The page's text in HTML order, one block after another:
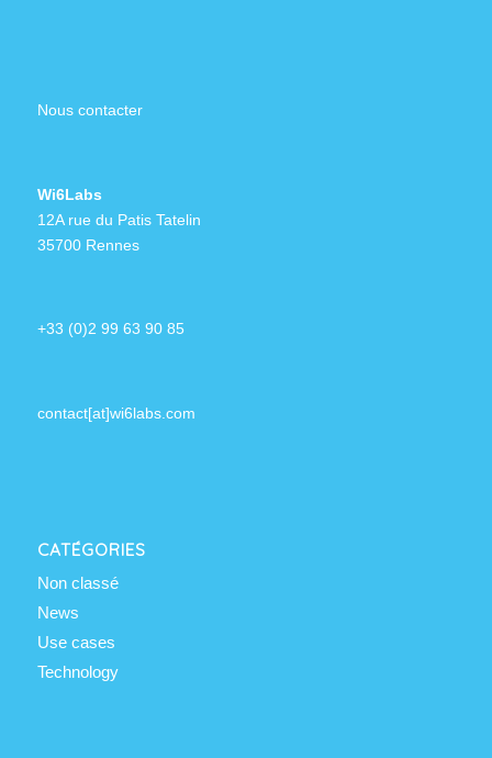
Nous contacter
Wi6Labs
12A rue du Patis Tatelin
35700 Rennes
+33 (0)2 99 63 90 85
contact[at]wi6labs.com
CATÉGORIES
Non classé
News
Use cases
Technology